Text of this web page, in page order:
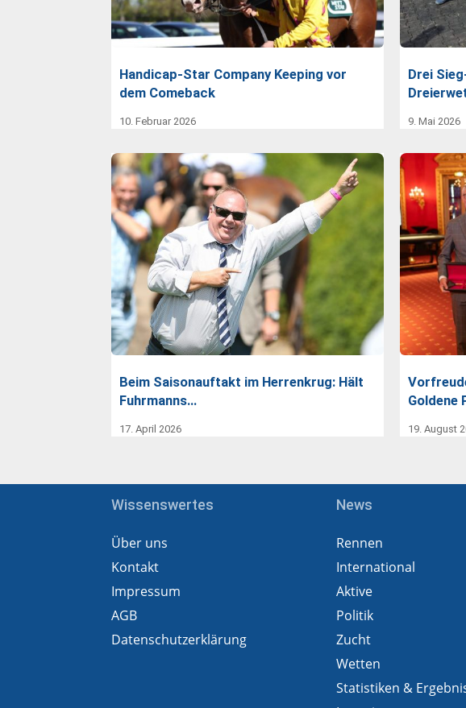
Handicap-Star Company Keeping vor
dem Comeback
10. Februar 2026
Drei
9. Mai 2026
Beim Saisonauftakt im Herrenkrug: Hält
Fuhrmanns…
17. April 2026
Goldene
19. August
Wissenswertes
Über uns
Kontakt
Impressum
AGB
Datenschutzerklärung
News
Rennen
International
Aktive
Politik
Zucht
Wetten
Statistiken &